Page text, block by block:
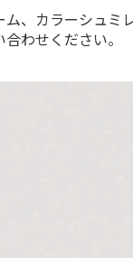
、カラーシュミ
わせください。